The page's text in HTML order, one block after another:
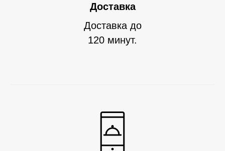
Доставка
Доставка до
120 минут.